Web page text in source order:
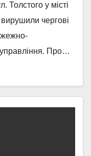
Толстого у місті
чергові
управління. Про…